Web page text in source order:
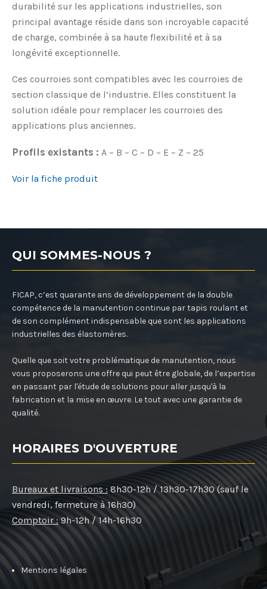
durabilité sur les applications industrielles, son
principal avantage réside dans son incroyable capacité
de charge, combinée à sa haute flexibilité et à sa
longévité exceptionnelle.
Ces courroies sont compatibles avec les courroies de
section classique de l’industrie. Elles constituent la
solution idéale pour remplacer les courroies des
applications plus anciennes.
Profils existants : A – B – C – D – E – Z – 25
Voir la fiche produit
QUI SOMMES-NOUS ?
FICAP, c’est quarante ans de développement de la double
compétence de la manutention continue par tapis roulant et
de son complément indispensable que sont les applications
industrielles des élastomères.
Quelle que soit votre problématique de manutention, nous
vous proposerons une offre qui peut être globale, de l’expertise
en passant par l'étude de solutions pour aller jusqu'à la
fabrication et la mise en œuvre. Le tout avec une garantie de
qualité.
HORAIRES D'OUVERTURE
Bureaux et livraisons : 8h30-12h / 13h30-17h30 (sauf le
vendredi, fermeture à 16h30)
Comptoir : 9h-12h / 14h-16h30
Mentions légales